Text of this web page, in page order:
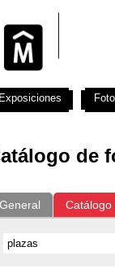
de
General
Exposiciones